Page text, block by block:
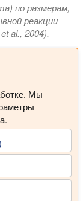
по размерам,
реакции
al., 2004).
Мы